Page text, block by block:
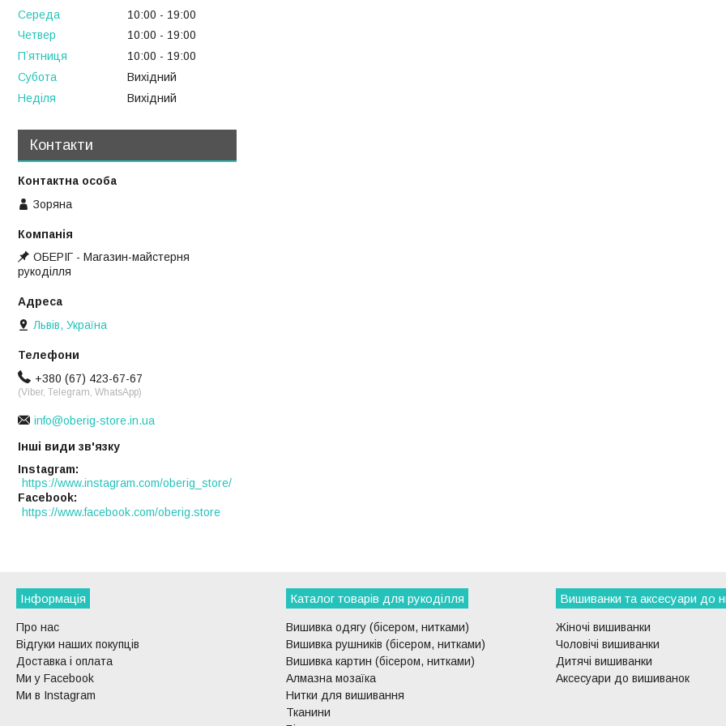
Середа 10:00
19:00
Четвер
10:00
19:00
Пʼятниця
10:00
19:00
Субота
Вихідний
Неділя
Вихідний
Контакти
Зоряна
ОБЕРІГ - Магазин-майстерня
рукоділля
Львів, Україна
+380 (67) 423-67-67
(Viber, Telegram, WhatsApp)
info@oberig-store.in.ua
Інші види зв'язку
Instagram
https://www.instagram.com/oberig_store/
Facebook
https://www.facebook.com/oberig.store
Інформація
Про нас
Відгуки наших покупців
Доставка і оплата
Ми у Facebook
Ми в Instagram
Каталог товарів для рукоділля
Вишивка одягу (бісером, нитками)
Вишивка рушників (бісером, нитками)
Вишивка картин (бісером, нитками)
Алмазна мозаїка
Нитки для вишивання
Тканини
Вишиванки та аксесуари до
Жіночі вишиванки
Чоловічі вишиванки
Дитячі вишиванки
Аксесуари до вишиванок